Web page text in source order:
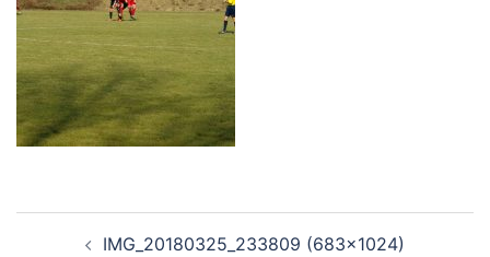
IMG_20180325_233809 (683×1024)